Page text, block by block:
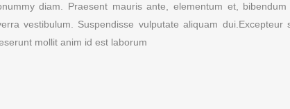
diam. Praesent mauris ante, elementum et, bibendum
vestibulum. Suspendisse vulputate aliquam dui.Excepteur
mollit anim id est laborum